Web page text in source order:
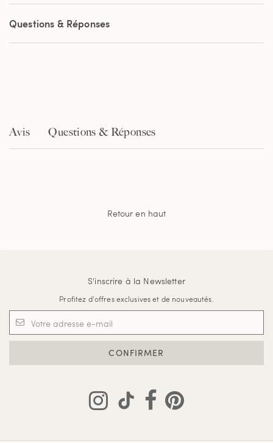
de
notation
Lien
la
Questions & Réponses
Avis Questions & Réponses
Retour en haut
S'inscrire à la Newsletter
Profitez d'offres exclusives et de nouveautés.
CONFIRMER